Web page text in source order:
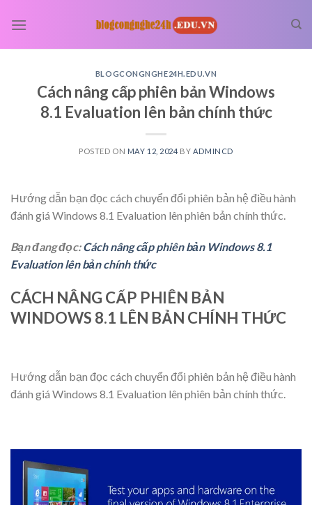
BLOGCONGNGHE24H.EDU.VN
Cách nâng cấp phiên bản Windows
8.1 Evaluation lên bản chính thức
POSTED ON MAY 12, 2024 BY ADMINCD
Hướng dẫn bạn đọc cách chuyển đổi phiên bản hệ điều hành
đánh giá Windows 8.1 Evaluation lên phiên bản chính thức.
Bạn đang đọc:Cách nâng cấp phiên bản Windows 8.1
Evaluation lên bản chính thức
CÁCH NÂNG CẤP PHIÊN BẢN
WINDOWS 8.1 LÊN BẢN CHÍNH THỨC
Hướng dẫn bạn đọc cách chuyển đổi phiên bản hệ điều hành
đánh giá Windows 8.1 Evaluation lên phiên bản chính thức.